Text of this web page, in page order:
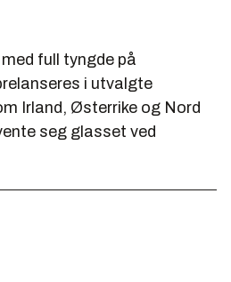
full tyngde på
i utvalgte
Irland, Østerrike og Nord
seg glasset ved